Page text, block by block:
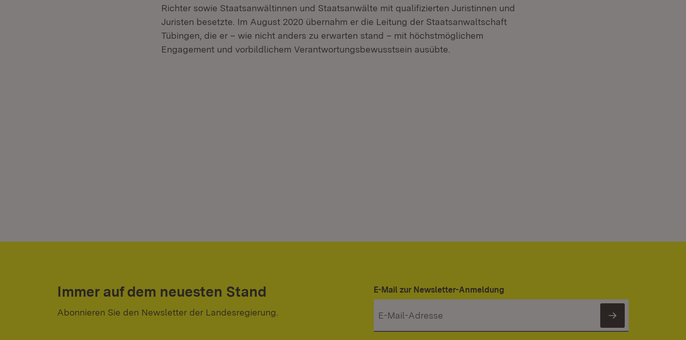
Richter sowie Staatsanwältinnen und Staatsanwälte mit qualifizierten Juristinnen und
Juristen besetzte. Im August 2020 übernahm er die Leitung der Staatsanwaltschaft
Tübingen, die er – wie nicht anders zu erwarten stand – mit höchstmöglichem
Engagement und vorbildlichem Verantwortungsbewusstsein ausübte.
Immer auf dem neuesten Stand
Abonnieren Sie den Newsletter der Landesregierung.
E-Mail zur Newsletter-Anmeldung
Newsletter